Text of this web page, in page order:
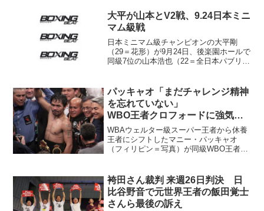
大平が山本とV2戦、9.24日本ミニ
マム級戦
日本ミニマム級チャンピオンの大平剛
（29＝花形）が9月24日、後楽園ホールで
同級7位の山本浩也（22＝全日本パブリッ
名挑戦者の岩橋裕馬（森岡）を2-0判定で
下して初防...
パッキャオ「まだチャレンジ精神
を忘れていない」
WBO王者クロフォードに強気オ
ファー
WBAウェルター級スーパー王者から休養
王者にシフトしたマニー・パッキャオ
（フィリピン＝写真）が同級WBO王者テ
ク社）に対戦オファーを送った。フィリ
ピン紙の「デイリー・ト...
袴田さん裁判 来週26日判決 日
比谷野音で元世界王者の飯田覚士
さんら最後の訴え